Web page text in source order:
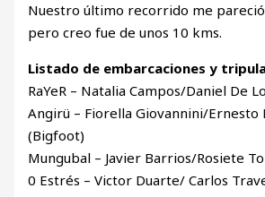
Nuestro último recorrido me
pero creo fue de unos 10 kms.
Listado de embarcaciones y
RaYeR – Natalia Campos/Daniel De
Angirü – Fiorella Giovannini/Ernesto
(Bigfoot)
Mungubal – Javier Barrios/Rosiete
0 Estrés – Victor Duarte/ Carlos